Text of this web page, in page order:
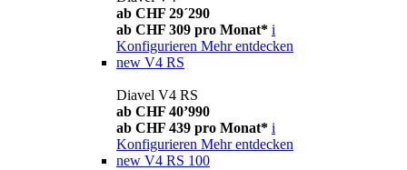
ab CHF 29´290
ab CHF 309 pro Monat* i
Konfigurieren Mehr entdecken
new V4 RS
Diavel V4 RS
ab CHF 40’990
ab CHF 439 pro Monat* i
Konfigurieren Mehr entdecken
new V4 RS 100